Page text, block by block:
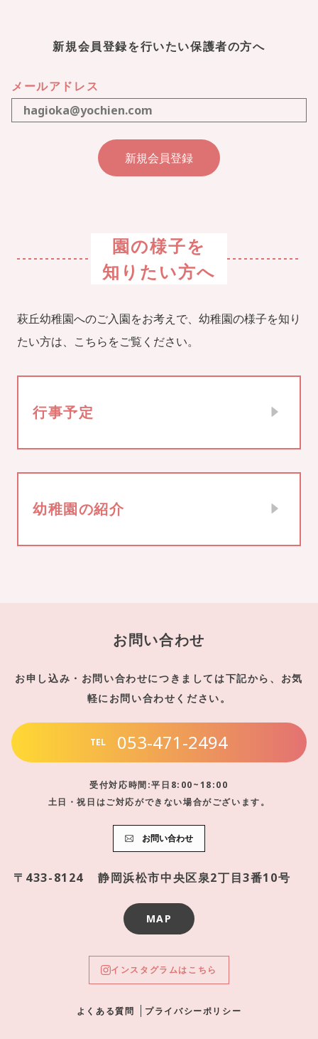
新規会員登録を行いたい保護者の方へ
メールアドレス
園の様子を
知りたい方へ
萩丘幼稚園へのご入園をお考えで、幼稚園の様子を知り
たい方は、こちらをご覧ください。
行事予定
幼稚園の紹介
お問い合わせ
お申し込み・お問い合わせにつきましては下記から、お気
軽にお問い合わせください。
TEL 053-471-2494
受付対応時間:平日8:00~18:00
土日・祝日はご対応ができない場合がございます。
お問い合わせ
〒433-8124 静岡浜松市中央区泉2丁目3番10号
MAP
インスタグラムはこちら
よくある質問 プライバシーポリシー